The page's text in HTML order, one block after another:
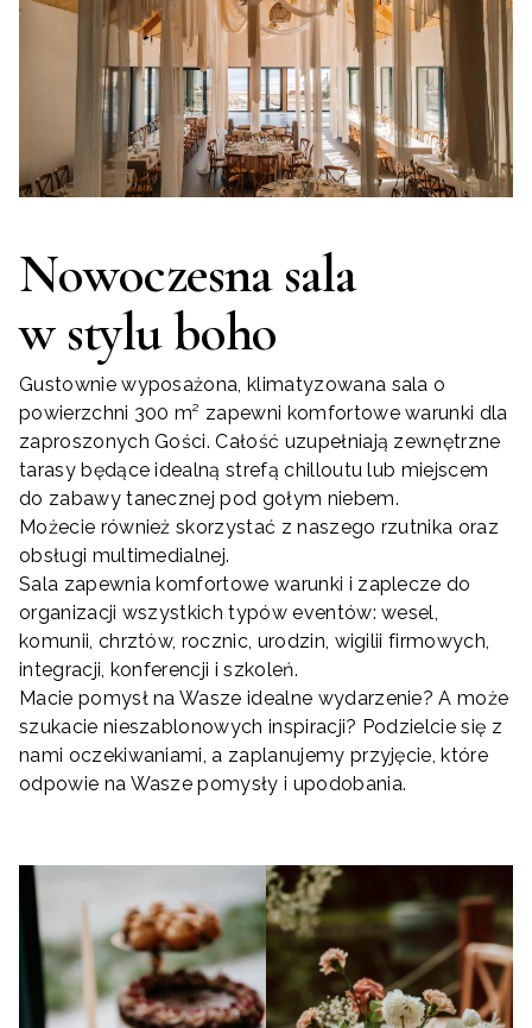
Nowoczesna sala
w stylu boho
Gustownie wyposażona, klimatyzowana sala o
powierzchni 300 m² zapewni komfortowe warunki dla
zaproszonych Gości. Całość uzupełniają zewnętrzne
tarasy będące idealną strefą chilloutu lub miejscem
do zabawy tanecznej pod gołym niebem.
Możecie również skorzystać z naszego rzutnika oraz
obsługi multimedialnej.
Sala zapewnia komfortowe warunki i zaplecze do
organizacji wszystkich typów eventów: wesel,
komunii, chrztów, rocznic, urodzin, wigilii firmowych,
integracji, konferencji i szkoleń.
Macie pomysł na Wasze idealne wydarzenie? A może
szukacie nieszablonowych inspiracji? Podzielcie się z
nami oczekiwaniami, a zaplanujemy przyjęcie, które
odpowie na Wasze pomysły i upodobania.